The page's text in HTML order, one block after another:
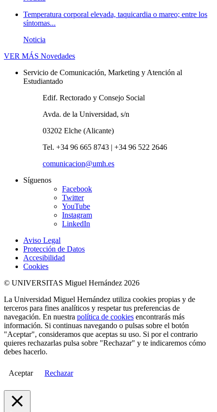
Temperatura corporal elevada, taquicardia o mareo; entre los
síntomas...
Noticia
VER MÁS Novedades
Servicio de Comunicación, Marketing y Atención al
Estudiantado
Edif. Rectorado y Consejo Social
Avda. de la Universidad, s/n
03202 Elche (Alicante)
Tel. +34 96 665 8743 | +34 96 522 2646
comunicacion@umh.es
Síguenos
Facebook
Twitter
YouTube
Instagram
LinkedIn
Aviso Legal
Protección de Datos
Accesibilidad
Cookies
© UNIVERSITAS Miguel Hernández 2026
La Universidad Miguel Hernández utiliza cookies propias y de
terceros para fines analíticos y respetar tus preferencias de
navegación. En nuestra política de cookies encontrarás más
información. Si continuas navegando o pulsas sobre el botón
"Aceptar", consideramos que aceptas su uso. Si por el contrario
quieres rechazarlas pulsa sobre "Rechazar" y te indicaremos cómo
debes hacerlo.
Aceptar Rechazar